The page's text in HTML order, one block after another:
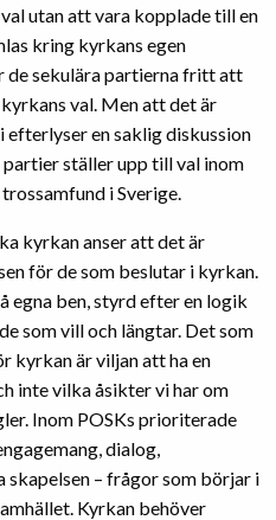
utan att vara kopplade till en
kring kyrkans egen
de sekulära partierna fritt att
val. Men att det är
en saklig diskussion
ställer upp till val inom
i Sverige.
kyrkan anser att det är
för de som beslutar i kyrkan.
egna ben, styrd efter en logik
som vill och längtar. Det som
kyrkan är viljan att ha en
inte vilka åsikter vi har om
Inom POSKs prioriterade
dialog,
– frågor som börjar i
Kyrkan behöver